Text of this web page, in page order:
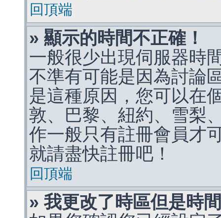
回頂端
» 顯示的時間不正確！
一般很少出現伺服器時
不準有可能是因為討論
是這種原因，您可以在
敦、巴黎、紐約、雪梨
作一般只有註冊會員才
就請盡快註冊吧！
回頂端
» 我更改了時區但是時